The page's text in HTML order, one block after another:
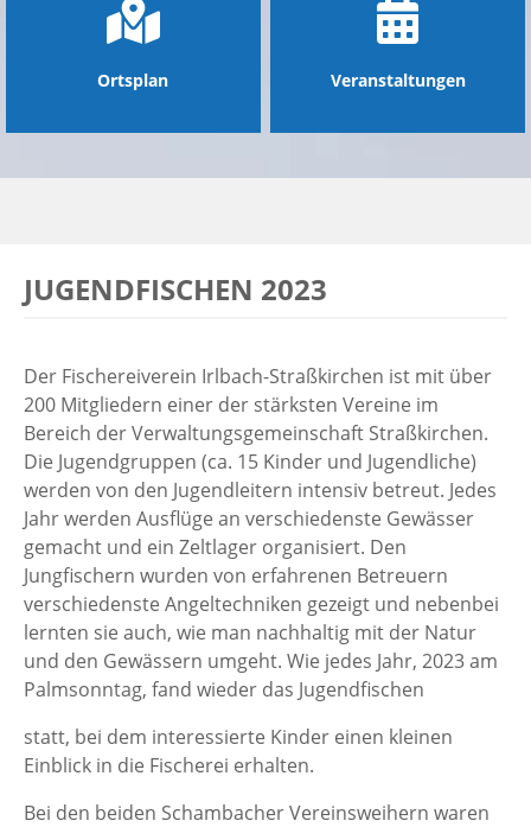
Ortsplan Veranstaltungen
JUGENDFISCHEN 2023
Der Fischereiverein Irlbach-Straßkirchen ist mit über
200 Mitgliedern einer der stärksten Vereine im
Bereich der Verwaltungsgemeinschaft Straßkirchen.
Die Jugendgruppen (ca. 15 Kinder und Jugendliche)
werden von den Jugendleitern intensiv betreut. Jedes
Jahr werden Ausflüge an verschiedenste Gewässer
gemacht und ein Zeltlager organisiert. Den
Jungfischern wurden von erfahrenen Betreuern
verschiedenste Angeltechniken gezeigt und nebenbei
lernten sie auch, wie man nachhaltig mit der Natur
und den Gewässern umgeht. Wie jedes Jahr, 2023 am
Palmsonntag, fand wieder das Jugendfischen
statt, bei dem interessierte Kinder einen kleinen
Einblick in die Fischerei erhalten.
Bei den beiden Schambacher Vereinsweihern waren